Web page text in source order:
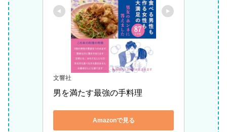
文響社
男を満たす最強の手料理
Amazonで見る